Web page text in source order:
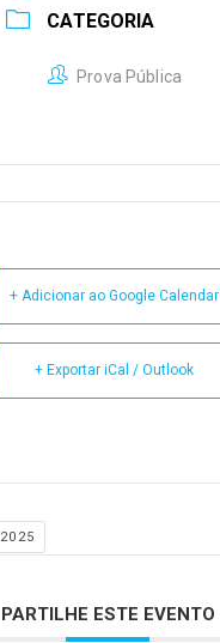
CATEGORIA
Prova Pública
+ Adicionar ao Google Calendar
+ Exportar iCal / Outlook
2025
PARTILHE ESTE EVENTO